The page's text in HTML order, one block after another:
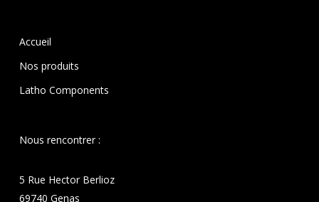
Accueil
Nos produits
Latho Components
Nous rencontrer :
5 Rue Hector Berlioz
69740 Genas